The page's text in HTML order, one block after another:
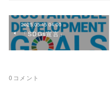
2025.05.15 04:00
「SDGs宣言」
0 コメント